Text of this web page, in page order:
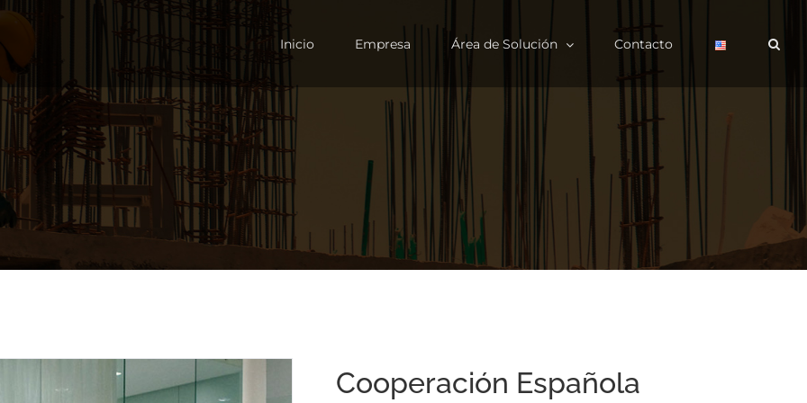
Inicio Empresa Área de Solución Contacto
Cooperación Española